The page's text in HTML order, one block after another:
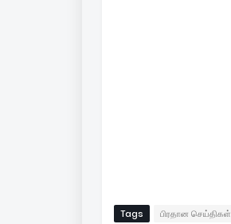
Tags பிரதான செய்திகள்